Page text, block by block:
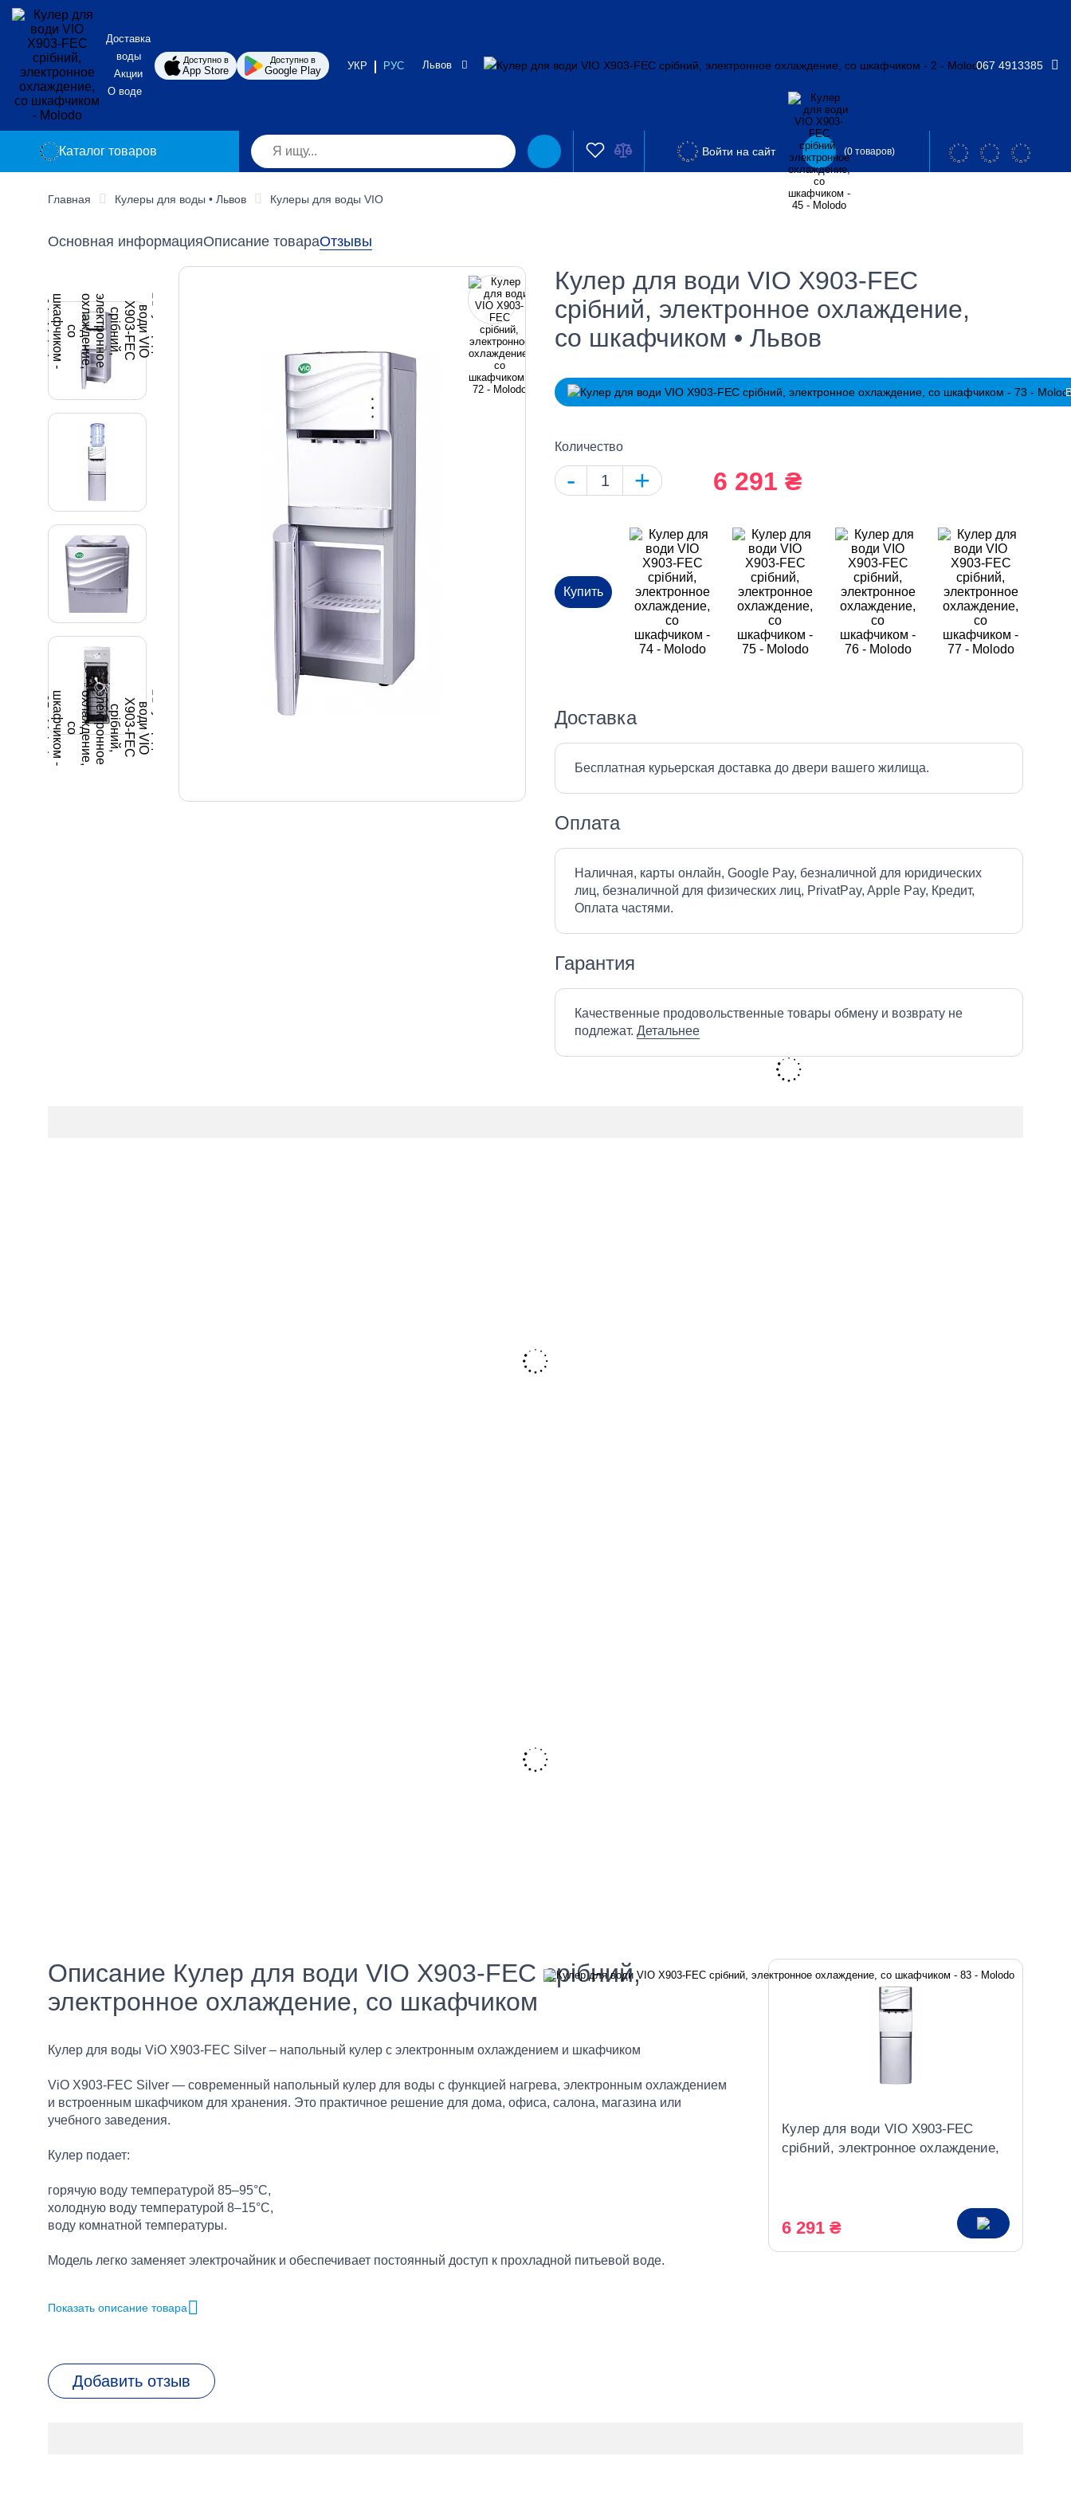
Доставка
воды
Акции
О воде
Доступно в
App Store
Доступно в
Google Play УКР РУС Львов 067 4913385
Каталог товаров Войти на сайт (0 товаров)
Главная Кулеры для воды • Львов Кулеры для воды VIO
Основная информацияОписание товараОтзывы
Кулер для води VIO X903-FEC
срібний, электронное охлаждение,
со шкафчиком • Львов
Количество
- + 6 291 ₴
Купить
Доставка
Бесплатная курьерская доставка до двери вашего жилища.
Оплата
Наличная, карты онлайн, Google Pay, безналичной для юридических
лиц, безналичной для физических лиц, PrivatPay, Apple Pay, Кредит,
Оплата частями.
Гарантия
Качественные продовольственные товары обмену и возврату не
подлежат.Детальнее
Описание Кулер для води VIO X903-FEC срібний,
электронное охлаждение, со шкафчиком
Кулер для воды ViO X903-FEC Silver – напольный кулер с электронным охлаждением и шкафчиком
ViO X903-FEC Silver — современный напольный кулер для воды с функцией нагрева, электронным охлаждением
и встроенным шкафчиком для хранения. Это практичное решение для дома, офиса, салона, магазина или
учебного заведения.
Кулер подает:
горячую воду температурой 85–95°C,
холодную воду температурой 8–15°C,
воду комнатной температуры.
Модель легко заменяет электрочайник и обеспечивает постоянный доступ к прохладной питьевой воде.
✔ Электронное охлаждение
дома,
небольших офисов,
Показать описание товара
Добавить отзыв
Кулер для води VIO X903-FEC
срібний, электронное охлаждение,
6 291 ₴